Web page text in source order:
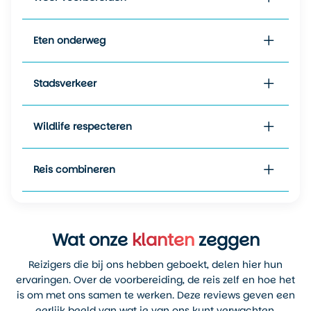
een minimum van -8 graden
in de winter en een
jaargemiddelde ligt rond de
Ontario.
Eten onderweg
Stadsverkeer
Wildlife respecteren
Reis combineren
Wat onzeklantenzeggen
Reizigers die bij ons hebben geboekt, delen hier hun
ervaringen. Over de voorbereiding, de reis zelf en hoe het
is om met ons samen te werken. Deze reviews geven een